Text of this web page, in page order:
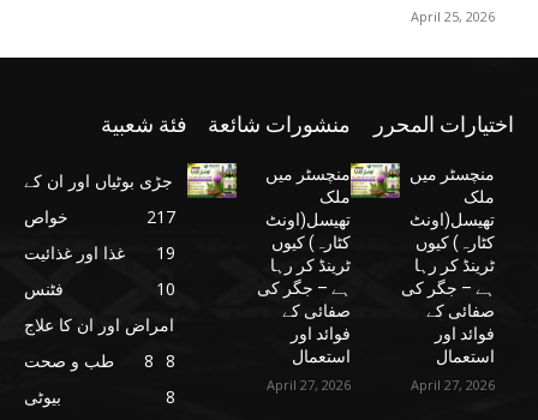
April 25, 2026
اختيارات المحرر
منچسٹر میں
ملک
تھیسل(اونٹ
کٹارہ) کیوں
ٹرینڈ کر رہا
ہے – جگر کی
صفائی کے
فوائد اور
استعمال
April 27, 2026
منشورات شائعة
منچسٹر میں
ملک
تھیسل(اونٹ
کٹارہ) کیوں
ٹرینڈ کر رہا
ہے – جگر کی
صفائی کے
فوائد اور
استعمال
April 27, 2026
فئة شعبية
جڑی بوٹیاں اور ان کے
خواص
217
غذا اور غذائیت
19
فٹنس
10
امراض اور ان کا علاج
8
طب و صحت
8
بیوٹی
8